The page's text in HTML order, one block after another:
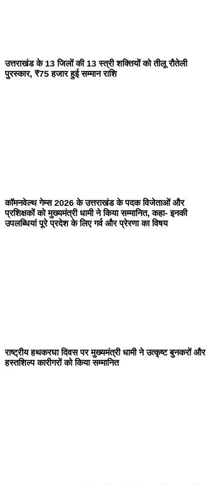
उत्तराखंड के 13 जिलों की 13 स्त्री शक्तियों को तीलू रौतेली
पुरस्कार, ₹75 हजार हुई सम्मान राशि
कॉमनवेल्थ गेम्स 2026 के उत्तराखंड के पदक विजेताओं और
प्रशिक्षकों को मुख्यमंत्री धामी ने किया सम्मानित, कहा- इनकी
उपलब्धियां पूरे प्रदेश के लिए गर्व और प्रेरणा का विषय
राष्ट्रीय हथकरघा दिवस पर मुख्यमंत्री धामी ने उत्कृष्ट बुनकरों और
हस्तशिल्प कारीगरों को किया सम्मानित